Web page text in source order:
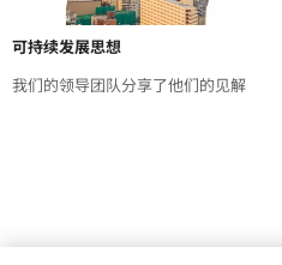
可持续发展思想
我们的领导团队分享了他们的见解